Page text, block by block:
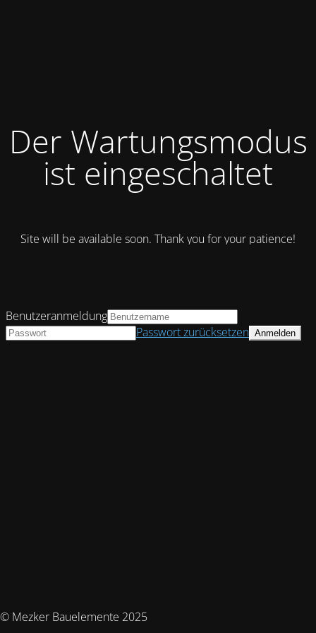
Der Wartungsmodus
ist eingeschaltet
Site will be available soon. Thank you for your patience!
© Mezker Bauelemente 2025
Benutzeranmeldung
Passwort zurücksetzen